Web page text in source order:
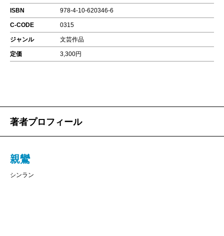
ISBN 978-4-10-620346-6
C-CODE 0315
ジャンル 文芸作品
定価 3,300円
著者プロフィール
親鸞
シンラン